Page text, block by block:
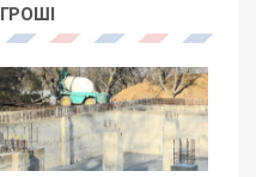
ГРОШІ